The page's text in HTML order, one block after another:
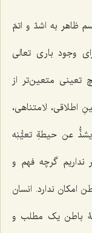
ظاهر به اشدّ و اتمّ
وجود بارى تعالى
متعین‌تر از
لامتناهى،
یشذُّ عن حیطةِ تعیُّنِه
گرچه فهم و
امکان ندارد. انسان
باطن یک مطلب و